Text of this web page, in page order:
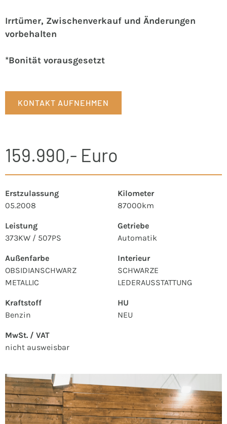
Irrtümer, Zwischenverkauf und Änderungen
vorbehalten
*Bonität vorausgesetzt
KONTAKT AUFNEHMEN
159.990,- Euro
Erstzulassung
05.2008
Kilometer
87000km
Leistung
373KW / 507PS
Getriebe
Automatik
Außenfarbe
OBSIDIANSCHWARZ
METALLIC
Interieur
SCHWARZE
LEDERAUSSTATTUNG
Kraftstoff
Benzin
HU
NEU
MwSt. / VAT
nicht ausweisbar